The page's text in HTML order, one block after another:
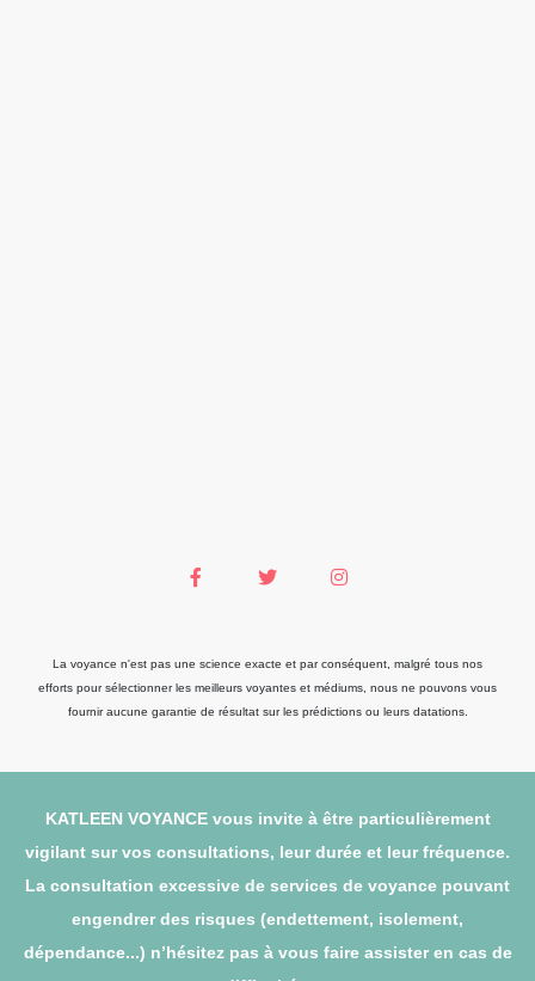
La voyance n'est pas une science exacte et par conséquent, malgré tous nos
efforts pour sélectionner les meilleurs voyantes et médiums, nous ne pouvons vous
fournir aucune garantie de résultat sur les prédictions ou leurs datations.
KATLEEN VOYANCE vous invite à être particulièrement
vigilant sur vos consultations, leur durée et leur fréquence.
La consultation excessive de services de voyance pouvant
engendrer des risques (endettement, isolement,
dépendance...) n’hésitez pas à vous faire assister en cas de